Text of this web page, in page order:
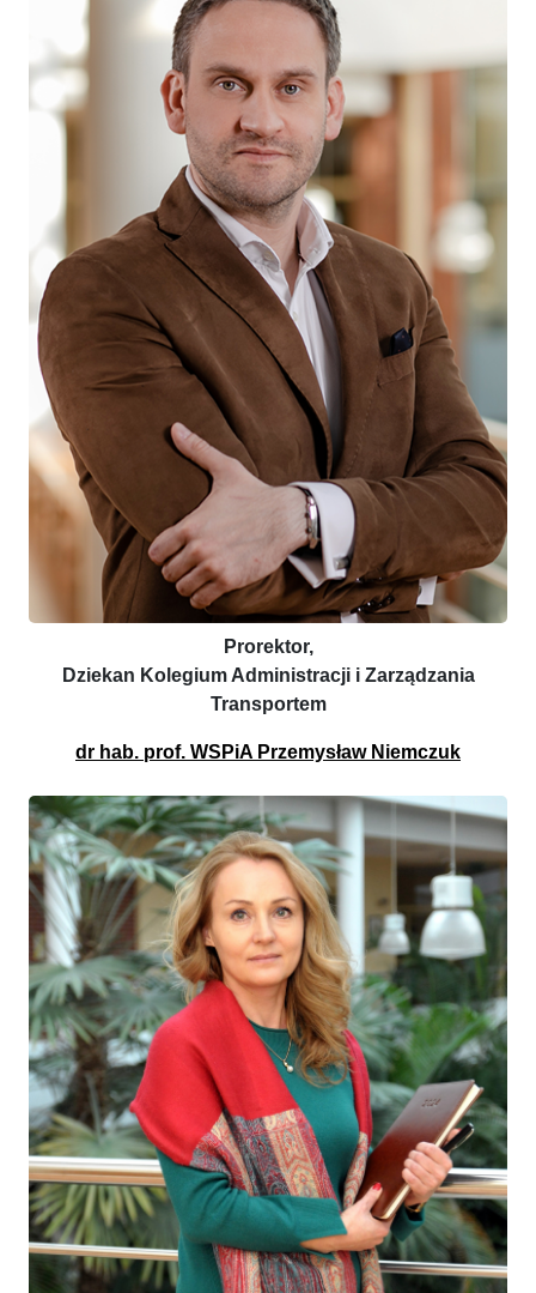
Prorektor,
Dziekan Kolegium Administracji i Zarządzania
Transportem
dr hab. prof. WSPiA Przemysław Niemczuk